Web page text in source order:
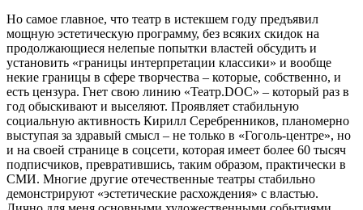
Но самое главное, что театр в истекшем году предъявил
мощную эстетическую программу, без всяких скидок на
продолжающиеся нелепые попытки властей обсудить и
установить «границы интерпретации классики» и вообще
некие границы в сфере творчества – которые, собственно, и
есть цензура. Гнет свою линию «Театр.DOC» – который раз в
год обыскивают и выселяют. Проявляет стабильную
социальную активность Кирилл Серебренников, планомерно
выступая за здравый смысл – не только в «Гоголь-центре», но
и на своей странице в соцсети, которая имеет более 60 тысяч
подписчиков, превратившись, таким образом, практически в
СМИ. Многие другие отечественные театры стабильно
демонстрируют «эстетические расхождения» с властью.